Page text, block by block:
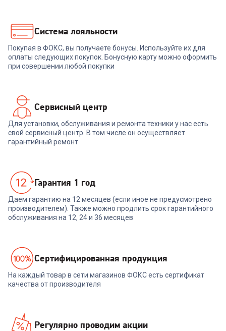
19 499₽
В корзину В корзину
Система лояльности
Покупая в ФОКС, вы получаете бонусы. Используйте их для
оплаты следующих покупок. Бонусную карту можно оформить
при совершении любой покупки
Сервисный центр
Для установки, обслуживания и ремонта техники у нас есть
свой сервисный центр. В том числе он осуществляет
гарантийный ремонт
Гарантия 1 год
Даем гарантию на 12 месяцев (если иное не предусмотрено
производителем). Также можно продлить срок гарантийного
обслуживания на 12, 24 и 36 месяцев
Cертифицированная продукция
На каждый товар в сети магазинов ФОКС есть сертификат
качества от производителя
Регулярно проводим акции